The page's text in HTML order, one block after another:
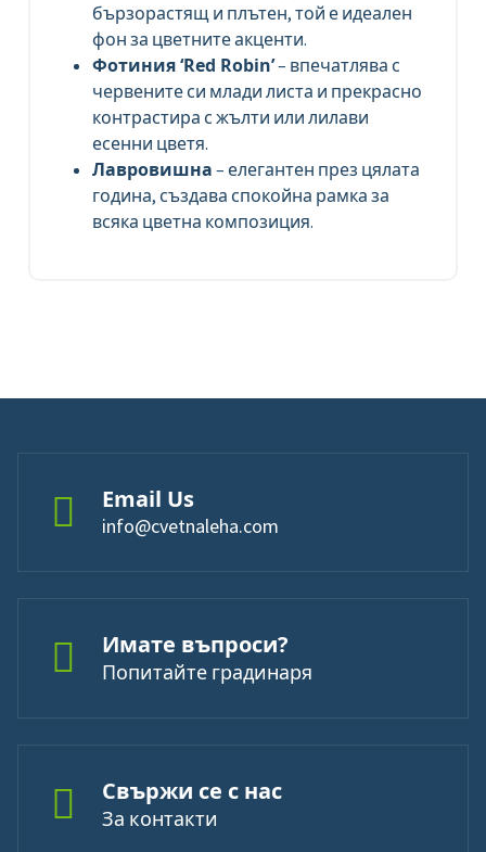
бързорастящ и плътен, той е идеален
фон за цветните акценти.
Фотиния ‘Red Robin’– впечатлява с
червените си млади листа и прекрасно
контрастира с жълти или лилави
есенни цветя.
Лавровишна – елегантен през цялата
година, създава спокойна рамка за
всяка цветна композиция.
Email Us
info@cvetnaleha.com
Имате въпроси?
Попитайте градинаря
Свържи се с нас
За контакти